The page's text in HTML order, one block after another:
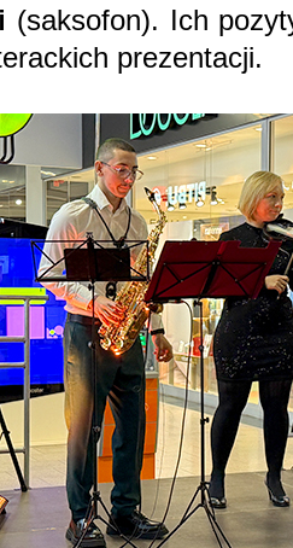
(saksofon). Ich
prezentacji.